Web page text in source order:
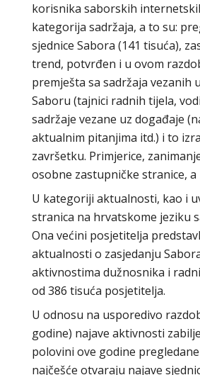
korisnika saborskih
kategorija sadržaja, a to su:
sjednice Sabora (141 tisuća),
trend, potvrđen i u ovom
premješta sa sadržaja
Saboru (tajnici radnih tijela,
sadržaje vezane uz događaje
aktualnim pitanjima itd.) i to
završetku. Primjerice,
osobne zastupničke stranice,
U kategoriji aktualnosti, kao i
stranica na hrvatskome jeziku
Ona većini posjetitelja
aktualnosti o zasjedanju
aktivnostima dužnosnika i
od 386 tisuća posjetitelja.
U odnosu na usporedivo
godine) najave aktivnosti
polovini ove godine
najčešće otvaraju najave